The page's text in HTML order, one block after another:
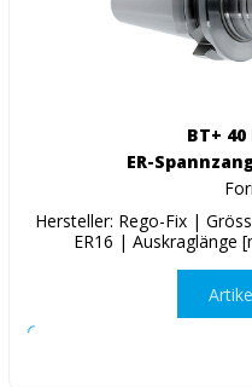
BT+ 40
ER-
Hersteller: Rego-Fix |
ER16 | Auskraglänge